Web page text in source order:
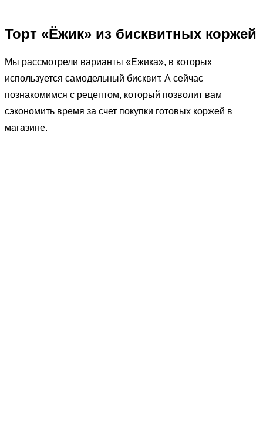
Торт «Ёжик» из бисквитных коржей
Мы рассмотрели варианты «Ежика», в которых
используется самодельный бисквит. А сейчас
познакомимся с рецептом, который позволит вам
сэкономить время за счет покупки готовых коржей в
магазине.